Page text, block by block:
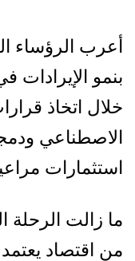
أعرب الرؤساء
خلال اتخاذ
الاصطناعي
استثمارات
ما زالت الرحلة
من اقتصاد